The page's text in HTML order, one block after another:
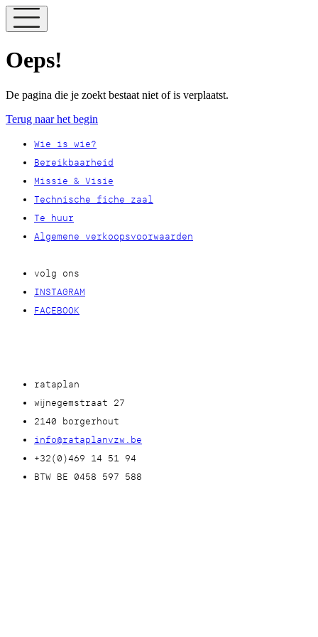
Oeps!
De pagina die je zoekt bestaat niet of is verplaatst.
Terug naar het begin
Wie is wie?
Bereikbaarheid
Missie & Visie
Technische fiche zaal
Te huur
Algemene verkoopsvoorwaarden
volg ons
INSTAGRAM
FACEBOOK
rataplan
wijnegemstraat 27
2140 borgerhout
info@rataplanvzw.be
+32(0)469 14 51 94
BTW BE 0458 597 588